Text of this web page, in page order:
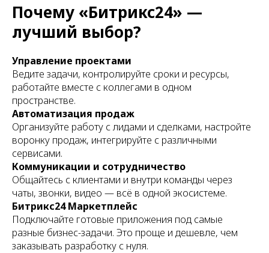
Почему «Битрикс24» —
лучший выбор?
Управление проектами
Ведите задачи, контролируйте сроки и ресурсы,
работайте вместе с коллегами в одном
пространстве.
Автоматизация продаж
Организуйте работу с лидами и сделками, настройте
воронку продаж, интегрируйте с различными
сервисами.
Коммуникации и сотрудничество
Общайтесь с клиентами и внутри команды через
чаты, звонки, видео — всё в одной экосистеме.
Битрикс24 Маркетплейс
Подключайте готовые приложения под самые
разные бизнес-задачи. Это проще и дешевле, чем
заказывать разработку с нуля.